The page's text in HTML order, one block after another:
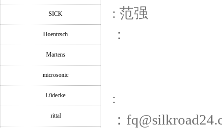
SICK
Hoentzsch
Martens
microsonic
Lüdecke
rittal
: 范强
：
:
：